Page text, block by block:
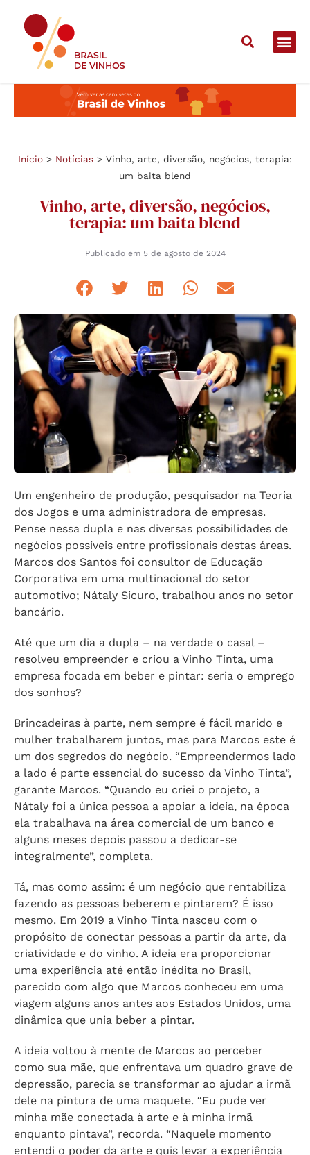
Início > Notícias > Vinho, arte, diversão, negócios, terapia:
um baita blend
Vinho, arte, diversão, negócios,
terapia: um baita blend
Publicado em 5 de agosto de 2024
Um engenheiro de produção, pesquisador na Teoria
dos Jogos e uma administradora de empresas.
Pense nessa dupla e nas diversas possibilidades de
negócios possíveis entre profissionais destas áreas.
Marcos dos Santos foi consultor de Educação
Corporativa em uma multinacional do setor
automotivo; Nátaly Sicuro, trabalhou anos no setor
bancário.
Até que um dia a dupla – na verdade o casal –
resolveu empreender e criou a Vinho Tinta, uma
empresa focada em beber e pintar: seria o emprego
dos sonhos?
Brincadeiras à parte, nem sempre é fácil marido e
mulher trabalharem juntos, mas para Marcos este é
um dos segredos do negócio. “Empreendermos lado
a lado é parte essencial do sucesso da Vinho Tinta”,
garante Marcos. “Quando eu criei o projeto, a
Nátaly foi a única pessoa a apoiar a ideia, na época
ela trabalhava na área comercial de um banco e
alguns meses depois passou a dedicar-se
integralmente”, completa.
Tá, mas como assim: é um negócio que rentabiliza
fazendo as pessoas beberem e pintarem? É isso
mesmo. Em 2019 a Vinho Tinta nasceu com o
propósito de conectar pessoas a partir da arte, da
criatividade e do vinho. A ideia era proporcionar
uma experiência até então inédita no Brasil,
parecido com algo que Marcos conheceu em uma
viagem alguns anos antes aos Estados Unidos, uma
dinâmica que unia beber a pintar.
A ideia voltou à mente de Marcos ao perceber
como sua mãe, que enfrentava um quadro grave de
depressão, parecia se transformar ao ajudar a irmã
dele na pintura de uma maquete. “Eu pude ver
minha mãe conectada à arte e à minha irmã
enquanto pintava”, recorda. “Naquele momento
entendi o poder da arte e quis levar a experiência